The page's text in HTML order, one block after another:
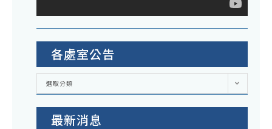
各處室公告
各
室
選取分類
最新消息